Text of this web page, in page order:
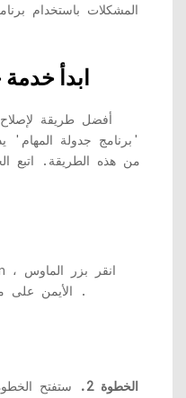
المشكلات باستخدام
2. ابدأ
أفضل طريقة
'برنامج جدولة المهام'
الأيمن على .
الخطوة 2. ستفتح